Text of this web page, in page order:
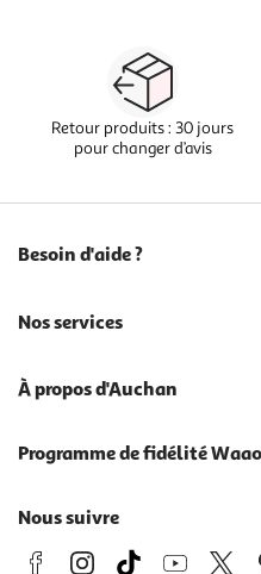
Retour produits : 30 jours
pour changer d’avis
Besoin d'aide ?
Nos services
À propos d'Auchan
Programme de fidélité
Nous suivre